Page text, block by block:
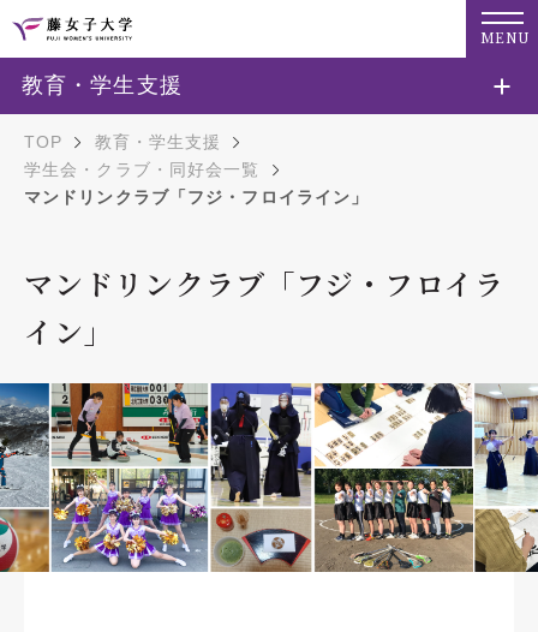
MENU
TOP
教育・学生支援
学生会・クラブ・同好会一覧
マンドリンクラブ「フジ・フロイライン」
マンドリンクラブ「フジ・フロイラ
イン」
教育・学生支援